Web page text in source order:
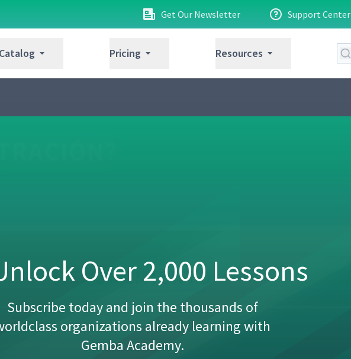
Get Our Newsletter Support Center
Pricing Resources
Over 2,000 Lessons
Subscribe today and join the thousands of
organizations already learning with
Gemba Academy.